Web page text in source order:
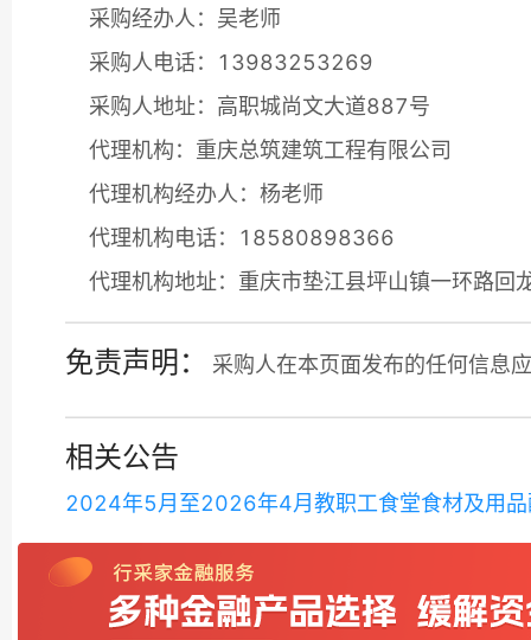
采购经办人：吴老师
采购人电话：13983253269
采购人地址：高职城尚文大道887号
代理机构：重庆总筑建筑工程有限公司
代理机构经办人：杨老师
代理机构电话：18580898366
代理机构地址：重庆市垫江县坪山镇一环路回
免责声明： 采购人在本页面发布的任何信息
相关公告
2024年5月至2026年4月教职工食堂食材及用品